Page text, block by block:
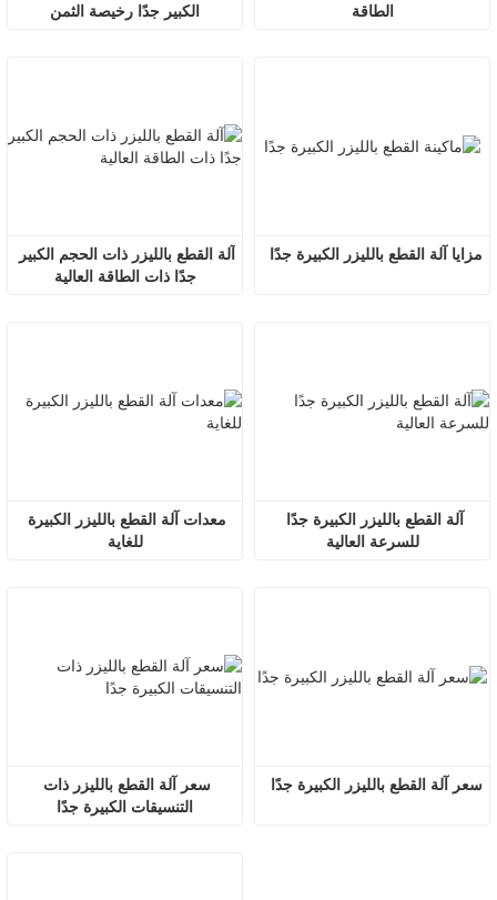
الكبير جدًا رخيصة الثمن
الطاقة
جدًا ذات الطاقة العالية
مزايا آلة القطع بالليزر الكبيرة جدًا
للغاية
للسرعة العالية
التنسيقات الكبيرة جدًا
سعر آلة القطع بالليزر الكبيرة جدًا